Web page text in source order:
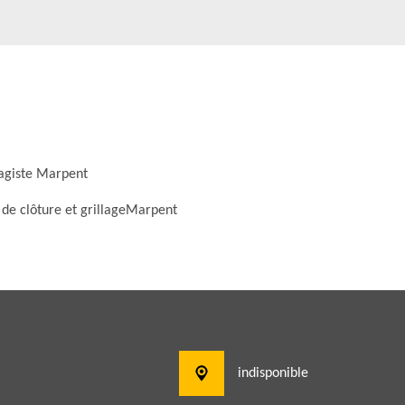
Marpent
de clôture et grillageMarpent
indisponible